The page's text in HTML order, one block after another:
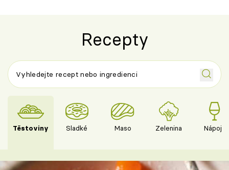
Recepty
Těstoviny Sladké Maso Zelenina Nápoje